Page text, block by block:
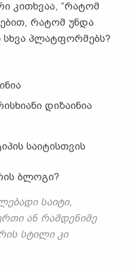
კითხვაა, “რატომ
რატომ უნდა
პლატფორმებს?
დიზაინია
საიტისთვის
ბლოგი?
საიტი,
ან რამდენიმე
სტილი კი